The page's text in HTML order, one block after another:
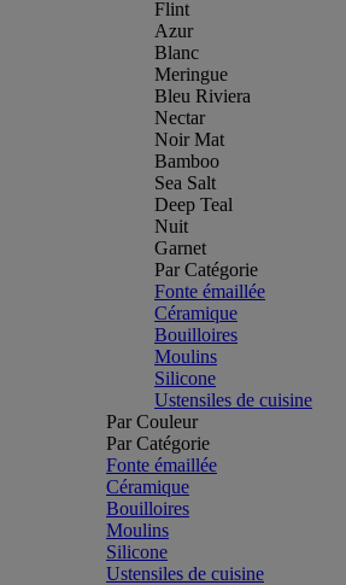
Flint
Azur
Blanc
Meringue
Bleu Riviera
Nectar
Noir Mat
Bamboo
Sea Salt
Deep Teal
Nuit
Garnet
Par Catégorie
Fonte émaillée
Céramique
Bouilloires
Moulins
Silicone
Ustensiles de cuisine
Par Couleur
Par Catégorie
Fonte émaillée
Céramique
Bouilloires
Moulins
Silicone
Ustensiles de cuisine